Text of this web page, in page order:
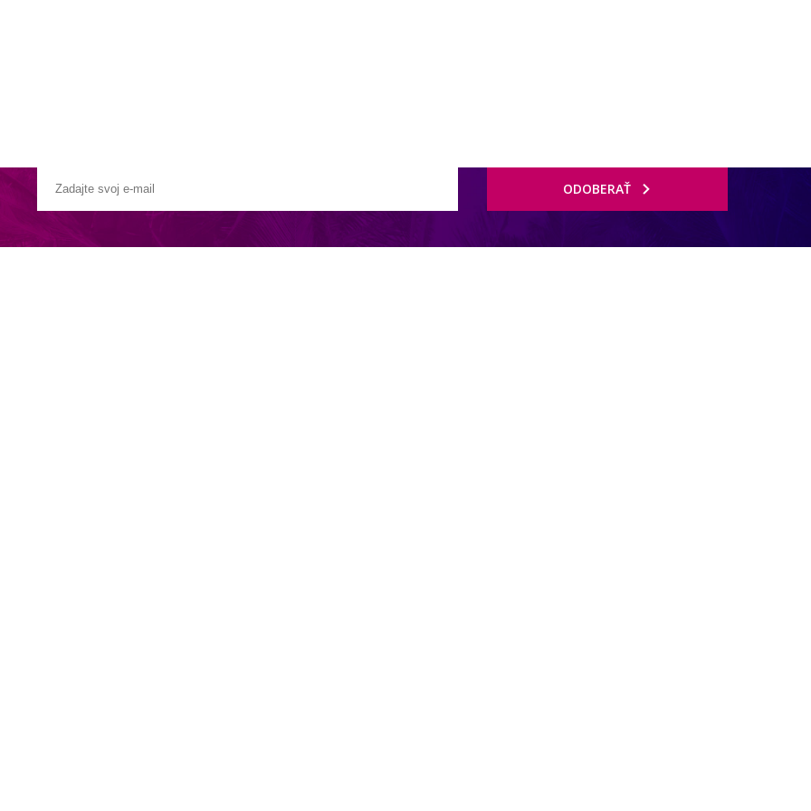
nad zálivom Santa Maria, vlaková stanica Ricadi cca 3 km, Tropea 12 km (hotelový minibus za poplatok).
bazén a terasa s lehátkami a slnečníkmi zdarma, osušky za poplatok.
tematická večera.
topánky do vody), hotelový minibus zadarmo, 1 slnečník a 2 polohovacie kreslá na izbu zadarmo.
ODOBERAŤ